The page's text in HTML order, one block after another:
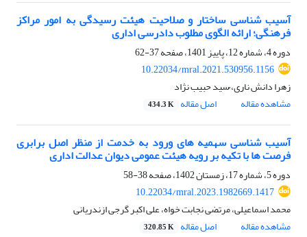
آسیب شناسی ساختار و صلاحیت هیئت رسیدگی به امور مراکز
فرهنگی؛ ارائه الگوی مطلوب دادرسی اداری
دوره 4، شماره 12، پاییز 1401، صفحه
37-62
10.22034/mral.2021.530956.1156
زهرا دانش ناری، ُسید حبیب نژاد
مشاهده مقاله
اصل مقاله 434.3 K
آسیب شناسی سهمیه های ورود به خدمت از منظر اصل برابری
فرصت ها با تکیه بر رویه هیئت عمومی دیوان عدالت اداری
دوره 5، شماره 17، زمستان 1402، صفحه
38-58
10.22034/mral.2023.1982669.1417
محمد اسماعیلی، مرتضی نجابت خواه، علی اکبر گرجی ازندریانی
مشاهده مقاله
اصل مقاله 320.85 K